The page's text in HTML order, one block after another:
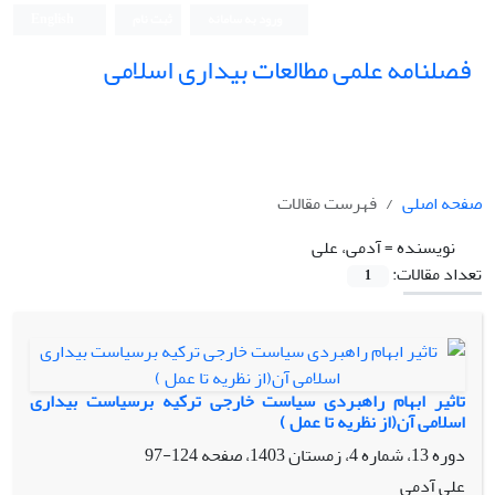
فصلنامه علمی مطالعات بیداری اسلامی
صفحه اصلی
فهرست مقالات
نویسنده =آدمی، علی
تعداد مقالات:
1
تاثیر ابهام راهبردی سیاست خارجی ترکیه برسیاست بیداری
اسلامی آن(از نظریه تا عمل )
دوره 13، شماره 4، زمستان 1403، صفحه
124-97
علی آدمی